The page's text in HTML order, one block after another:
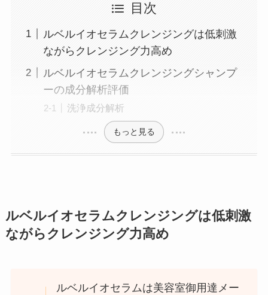
目次
ルベルイオセラムクレンジングは低刺激
ながらクレンジング力高め
ルベルイオセラムクレンジングシャンプ
ーの成分解析評価
洗浄成分解析
もっと見る
ルベルイオセラムクレンジングは低刺激
ながらクレンジング力高め
ルベルイオセラムは美容室御用達メー